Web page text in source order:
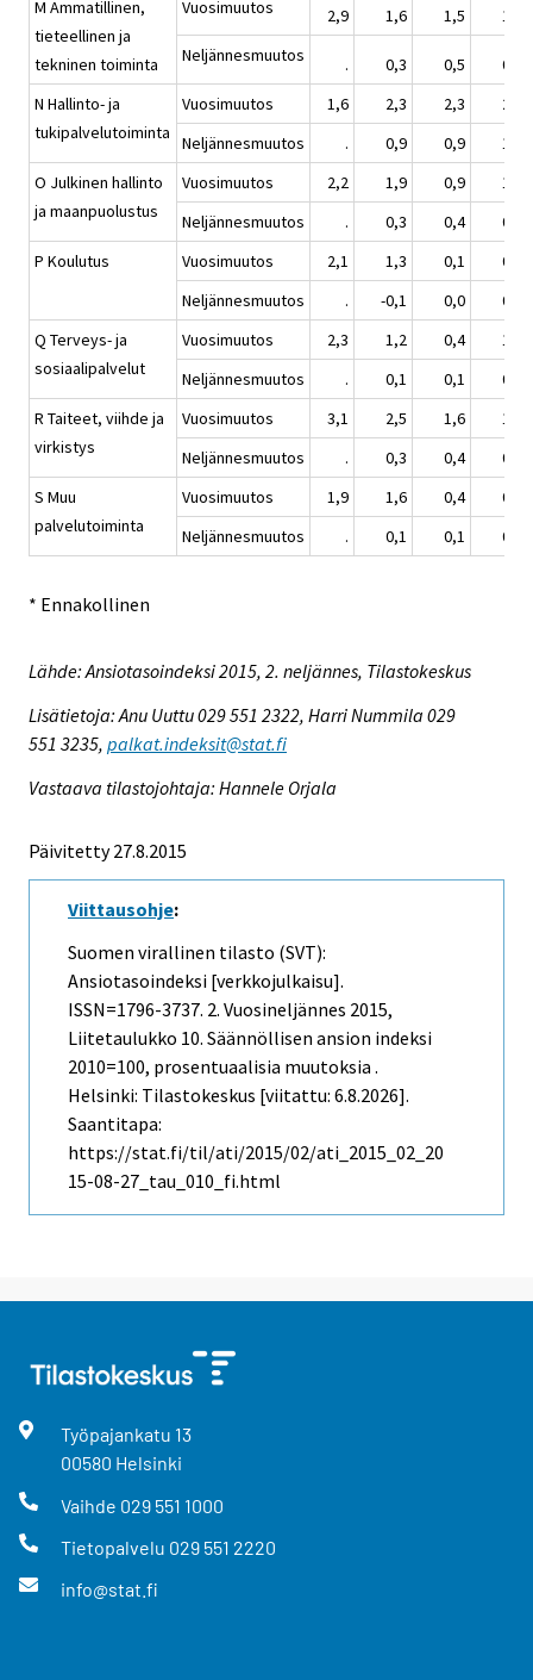
M Ammatillinen,
tieteellinen ja
tekninen toiminta
Vuosimuutos 2,9 1,6 1,5
1,5
Neljännesmuutos
. 0,3 0,5
0,4
N Hallinto- ja
tukipalvelutoiminta
Vuosimuutos 1,6 2,3 2,3
2,8
Neljännesmuutos
. 0,9 0,9
1,0
O Julkinen hallinto
ja maanpuolustus
Vuosimuutos 2,2 1,9 0,9
1,7
Neljännesmuutos
. 0,3 0,4
0,8
P Koulutus
Vuosimuutos 2,1 1,3 0,1
0,4
Neljännesmuutos
. -0,1 0,0
0,4
Q Terveys- ja
sosiaalipalvelut
Vuosimuutos 2,3 1,2 0,4
1,1
Neljännesmuutos
. 0,1 0,1
0,7
R Taiteet, viihde ja
virkistys
Vuosimuutos 3,1 2,5 1,6
1,7
Neljännesmuutos
. 0,3 0,4
0,6
S Muu
palvelutoiminta
Vuosimuutos 1,9 1,6 0,4
0,9
Neljännesmuutos
. 0,1 0,1 0,7
* Ennakollinen
Lähde: Ansiotasoindeksi 2015, 2. neljännes, Tilastokeskus
Lisätietoja: Anu Uuttu 029 551 2322, Harri Nummila 029
551 3235, palkat.indeksit@stat.fi
Vastaava tilastojohtaja: Hannele Orjala
Päivitetty 27.8.2015
Viittausohje:
Suomen virallinen tilasto (SVT):
Ansiotasoindeksi [verkkojulkaisu].
ISSN=1796-3737. 2. Vuosineljännes 2015,
Liitetaulukko 10. Säännöllisen ansion indeksi
2010=100, prosentuaalisia muutoksia .
Helsinki: Tilastokeskus [viitattu: 6.8.2026].
Saantitapa:
https://stat.fi/til/ati/2015/02/ati_2015_02_20
15-08-27_tau_010_fi.html
Työpajankatu 13
00580 Helsinki
Vaihde 029 551 1000
Tietopalvelu 029 551 2220
info@stat.fi